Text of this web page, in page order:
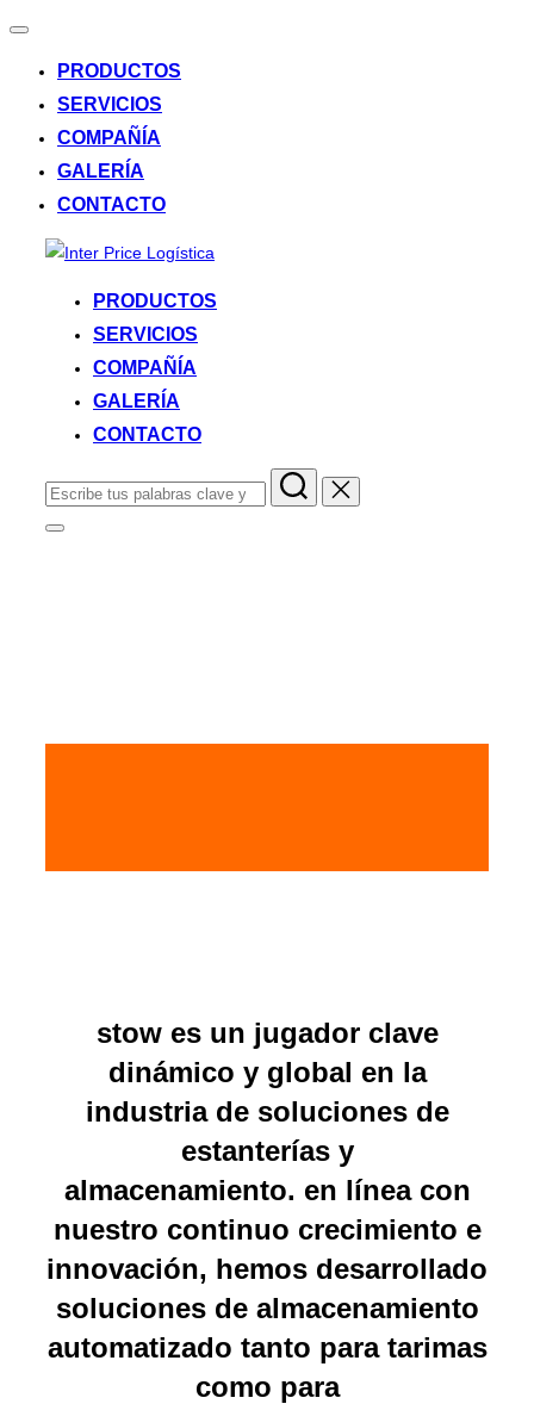
Alternar
navegaciónPRODUCTOS
SERVICIOS
COMPAÑÍA
GALERÍA
CONTACTO
Saltar
contenido
PRODUCTOS
SERVICIOS
COMPAÑÍA
GALERÍA
CONTACTO
Buscar:
Alternar
stow es un jugador clave
dinámico y global en la
industria de soluciones de
estanterías y
almacenamiento. en línea con
nuestro continuo crecimiento e
innovación, hemos desarrollado
soluciones de almacenamiento
automatizado tanto para tarimas
como para